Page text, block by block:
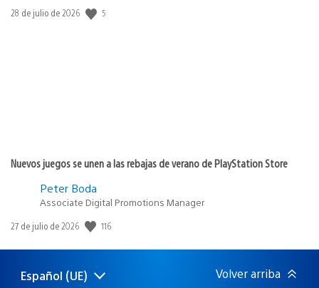
Fecha
28 de julio de 2026 5
Nuevos juegos se unen a las rebajas de verano de PlayStation Store
Peter Boda
Associate Digital Promotions Manager
Fecha
publicación:
27 de julio de 2026 116
Selecciona
Región
Español (UE) Volver arriba